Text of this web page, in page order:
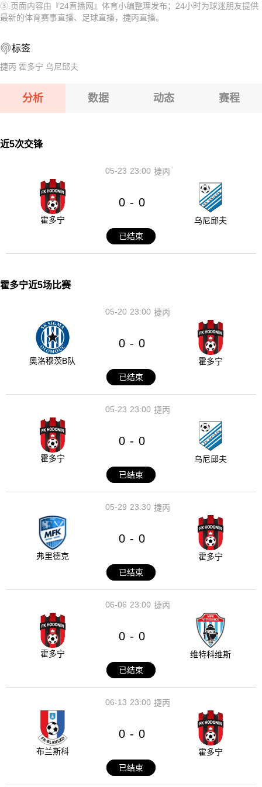
08-12 【亚冠二级】 阿卡达格VSFC果阿
08-12 【俄杯】 FC穆罗姆VS利佩茨克冶金工人
08-12 【亚冠二级】 阿卡达格VSFC果阿
③.页面内容由『24直播网』体育小编整理发布；24小时为球迷朋友提供
最新的体育赛事直播、足球直播，捷丙直播。
标签
捷丙 霍多宁 乌尼邱夫
分析 数据 动态 赛程
近5次交锋
23:00
05-23 捷丙
霍多宁
0 - 0
乌尼邱夫
已结束
霍多宁近5场比赛
23:00
05-20 捷丙
奥洛穆茨B队
0 - 0
霍多宁
已结束
23:00
05-23 捷丙
霍多宁
0 - 0
乌尼邱夫
已结束
23:30
05-29 捷丙
弗里德克
0 - 0
霍多宁
已结束
23:00
06-06 捷丙
霍多宁
0 - 0
维特科维斯
已结束
23:00
06-13 捷丙
布兰斯科
0 - 0
霍多宁
已结束